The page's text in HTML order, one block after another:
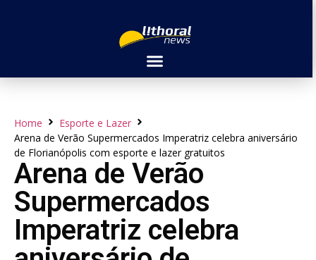
Home
Esporte e Lazer
Arena de Verão Supermercados Imperatriz celebra aniversário
de Florianópolis com esporte e lazer gratuitos
Arena de Verão
Supermercados
Imperatriz celebra